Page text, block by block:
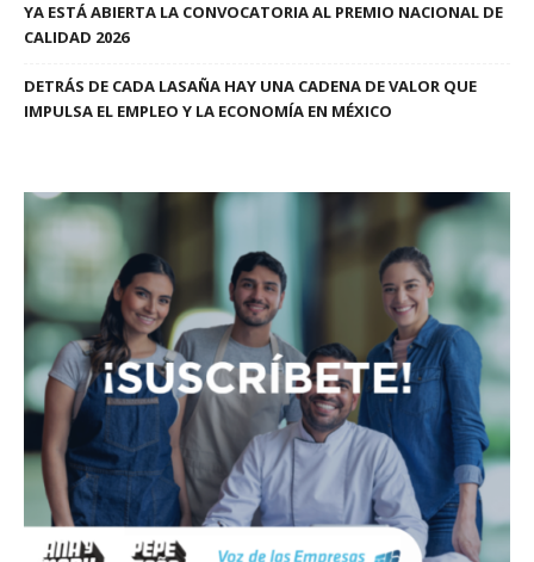
YA ESTÁ ABIERTA LA CONVOCATORIA AL PREMIO NACIONAL DE
CALIDAD 2026
DETRÁS DE CADA LASAÑA HAY UNA CADENA DE VALOR QUE
IMPULSA EL EMPLEO Y LA ECONOMÍA EN MÉXICO